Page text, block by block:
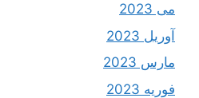
می 2023
آوریل 2023
مارس 2023
فوریه 2023